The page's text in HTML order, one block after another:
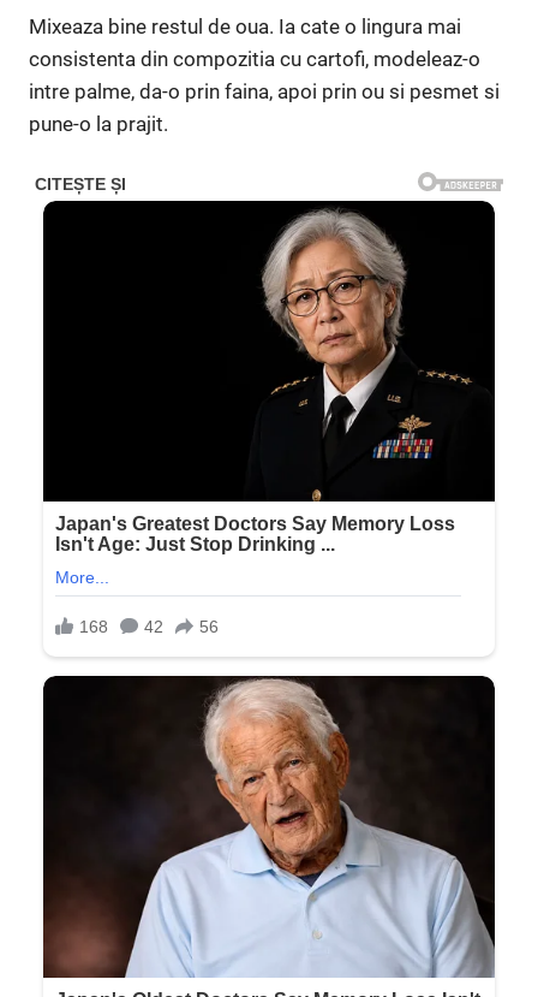
Mixeaza bine restul de oua. Ia cate o lingura mai
consistenta din compozitia cu cartofi, modeleaz-o
intre palme, da-o prin faina, apoi prin ou si pesmet si
pune-o la prajit.